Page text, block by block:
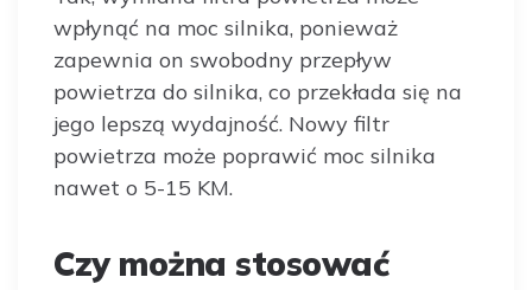
wpłynąć na moc silnika, ponieważ
zapewnia on swobodny przepływ
powietrza do silnika, co przekłada się na
jego lepszą wydajność. Nowy filtr
powietrza może poprawić moc silnika
nawet o 5-15 KM.
Czy można stosować